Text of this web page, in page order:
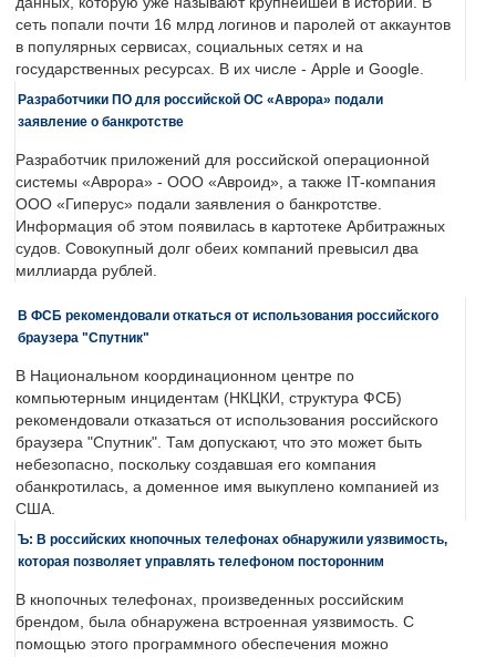
сеть попали почти 16 млрд логинов и паролей от аккаунтов
в популярных сервисах, социальных сетях и на
государственных ресурсах. В их числе - Apple и Google.
Разработчики ПО для российской ОС «Аврора» подали
заявление о банкротстве
Разработчик приложений для российской операционной
системы «Аврора» - ООО «Авроид», а также IT-компания
ООО «Гиперус» подали заявления о банкротстве.
Информация об этом появилась в картотеке Арбитражных
судов. Совокупный долг обеих компаний превысил два
миллиарда рублей.
В ФСБ рекомендовали откаться от использования российского
браузера "Спутник"
В Национальном координационном центре по
компьютерным инцидентам (НКЦКИ, структура ФСБ)
рекомендовали отказаться от использования российского
браузера "Спутник". Там допускают, что это может быть
небезопасно, поскольку создавшая его компания
обанкротилась, а доменное имя выкуплено компанией из
США.
Ъ: В российских кнопочных телефонах обнаружили уязвимость,
которая позволяет управлять телефоном посторонним
В кнопочных телефонах, произведенных российским
брендом, была обнаружена встроенная уязвимость. С
помощью этого программного обеспечения можно